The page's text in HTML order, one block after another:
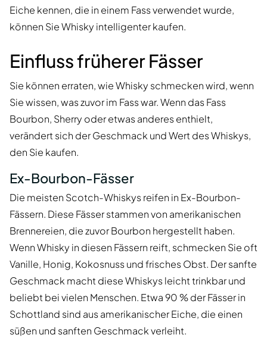
Eiche kennen, die in einem Fass verwendet wurde,
können Sie Whisky intelligenter kaufen.
Einfluss früherer Fässer
Sie können erraten, wie Whisky schmecken wird, wenn
Sie wissen, was zuvor im Fass war. Wenn das Fass
Bourbon, Sherry oder etwas anderes enthielt,
verändert sich der Geschmack und Wert des Whiskys,
den Sie kaufen.
Ex-Bourbon-Fässer
Die meisten Scotch-Whiskys reifen in Ex-Bourbon-
Fässern. Diese Fässer stammen von amerikanischen
Brennereien, die zuvor Bourbon hergestellt haben.
Wenn Whisky in diesen Fässern reift, schmecken Sie oft
Vanille, Honig, Kokosnuss und frisches Obst. Der sanfte
Geschmack macht diese Whiskys leicht trinkbar und
beliebt bei vielen Menschen. Etwa 90 % der Fässer in
Schottland sind aus amerikanischer Eiche, die einen
süßen und sanften Geschmack verleiht.